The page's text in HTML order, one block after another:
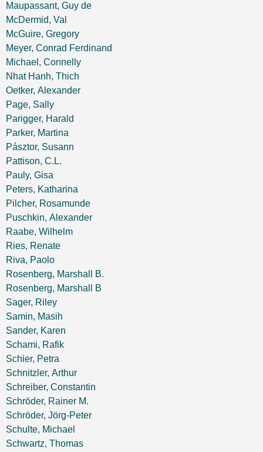
Maupassant, Guy de
McDermid, Val
McGuire, Gregory
Meyer, Conrad Ferdinand
Michael, Connelly
Nhat Hanh, Thich
Oetker, Alexander
Page, Sally
Parigger, Harald
Parker, Martina
Pásztor, Susann
Pattison, C.L.
Pauly, Gisa
Peters, Katharina
Pilcher, Rosamunde
Puschkin, Alexander
Raabe, Wilhelm
Ries, Renate
Riva, Paolo
Rosenberg, Marshall B.
Rosenberg, Marshall B
Sager, Riley
Samin, Masih
Sander, Karen
Schami, Rafik
Schier, Petra
Schnitzler, Arthur
Schreiber, Constantin
Schröder, Rainer M.
Schröder, Jörg-Peter
Schulte, Michael
Schwartz, Thomas